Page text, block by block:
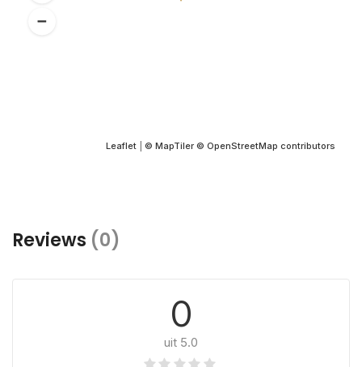
Leaflet © MapTiler © OpenStreetMap contributors
Reviews (0)
0
uit 5.0